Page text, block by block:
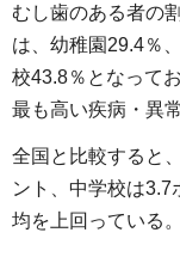
むし歯のある者の
は、幼稚園29.4％
校43.8％となって
最も高い疾病・異
全国と比較すると
ント、中学校は
均を上回っている。